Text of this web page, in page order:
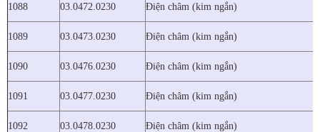
1088 03.0472.0230 Điện châm (kim ngắn)
1089 03.0473.0230 Điện châm (kim ngắn)
1090 03.0476.0230 Điện châm (kim ngắn)
1091 03.0477.0230 Điện châm (kim ngắn)
1092 03.0478.0230 Điện châm (kim ngắn)